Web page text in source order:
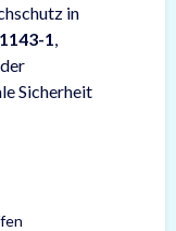
in
1
Sicherheit